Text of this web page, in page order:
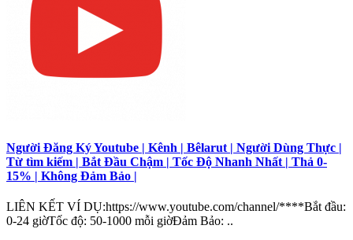
Người Đăng Ký Youtube | Kênh | Bêlarut | Người Dùng Thực |
Từ tìm kiếm | Bắt Đầu Chậm | Tốc Độ Nhanh Nhất | Thả 0-
15% | Không Đảm Bảo |
LIÊN KẾT VÍ DỤ:https://www.youtube.com/channel/****Bắt đầu:
0-24 giờTốc độ: 50-1000 mỗi giờĐảm Bảo: ..